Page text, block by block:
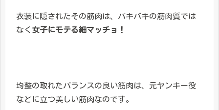
衣装に隠されたその筋肉は、バキバキの筋肉質では
なく 女子にモテる細マッチョ！
均整の取れたバランスの良い筋肉は、元ヤンキー役
などに立つ美しい筋肉なのです。